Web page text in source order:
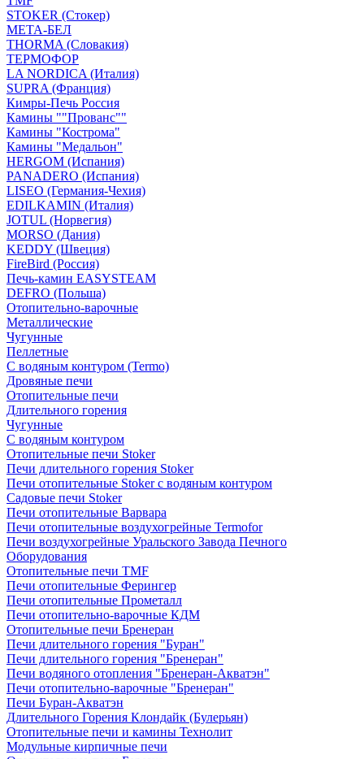
STOKER (Стокер)
МЕТА-БЕЛ
THORMA (Словакия)
ТЕРМОФОР
LA NORDICA (Италия)
SUPRA (Франция)
Кимры-Печь Россия
Камины ""Прованс""
Камины "Кострома"
Камины "Медальон"
HERGOM (Испания)
PANADERO (Испания)
LISEO (Германия-Чехия)
EDILKAMIN (Италия)
JOTUL (Норвегия)
MORSO (Дания)
KEDDY (Швеция)
FireBird (Россия)
Печь-камин EASYSTEAM
DEFRO (Польша)
Отопительно-варочные
Металлические
Чугунные
Пеллетные
С водяным контуром (Termo)
Дровяные печи
Отопительные печи
Длительного горения
Чугунные
C водяным контуром
Отопительные печи Stoker
Печи длительного горения Stoker
Печи отопительные Stoker с водяным контуром
Садовые печи Stoker
Печи отопительные Варвара
Печи отопительные воздухогрейные Termofor
Печи воздухогрейные Уральского Завода Печного
Оборудования
Отопительные печи TMF
Печи отопительные Ферингер
Печи отопительные Прометалл
Печи отопительно-варочные КДМ
Отопительные печи Бренеран
Печи длительного горения "Буран"
Печи длительного горения "Бренеран"
Печи водяного отопления "Бренеран-Акватэн"
Печи отопительно-варочные "Бренеран"
Печи Буран-Акватэн
Длительного Горения Клондайк (Булерьян)
Отопительные печи и камины Технолит
Модульные кирпичные печи